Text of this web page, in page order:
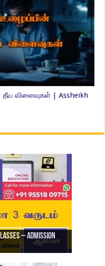
விளைவுகள் | Assheikh
– Admission
– BA Arabic
Jamia Al Hajiri
Riyadh